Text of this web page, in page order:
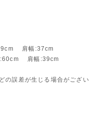
肩幅:37cm
肩幅:39cm
の誤差が生じる場合がござい